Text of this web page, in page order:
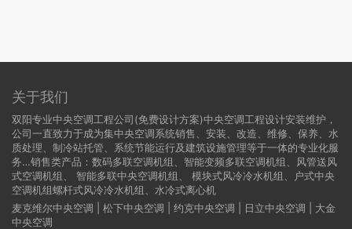
关于我们
双阳专业中央空调工程公司(免费设计方案)中央空调工程设计安装维护，
公司一直致力于成为集中央空调系统销售、安装、改造、维修、保养、水
质处理、制冷站托管、系统节能运行及建筑设施管理等于一体的专业化服
务…销售类产品：数码多联空调机组、智能变频多联空调机组、风管送风
式空调机组、 智能多联中央空调机组、 模块式风冷冷水机组、户式中央
空调机组螺杆式风冷冷水机组、水冷式离心机
麦克维尔中央空调
松下中央空调 约克中央空调 日立中央空调
大金
中央空调